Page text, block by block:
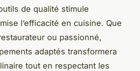
de qualité stimule
l’efficacité en cuisine. Que
ou passionné,
adaptés transformera
tout en respectant les